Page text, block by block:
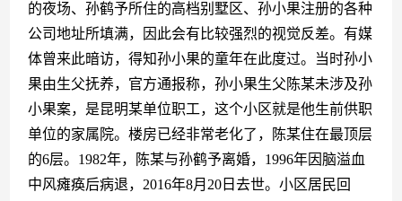
的夜场、孙鹤予所住的高档别墅区、孙小果注册的各种
公司地址所填满，因此会有比较强烈的视觉反差。有媒
体曾来此暗访，得知孙小果的童年在此度过。当时孙小
果由生父抚养，官方通报称，孙小果生父陈某未涉及孙
小果案，是昆明某单位职工，这个小区就是他生前供职
单位的家属院。楼房已经非常老化了，陈某住在最顶层
的6层。1982年，陈某与孙鹤予离婚，1996年因脑溢血
中风瘫痪后病退，2016年8月20日去世。小区居民回